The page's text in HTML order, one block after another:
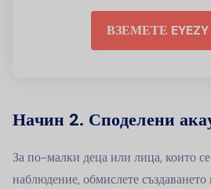
ВЗЕМЕТЕ
Начин 2. Споделени
За по-малки деца или лица, които
наблюдение, обмислете